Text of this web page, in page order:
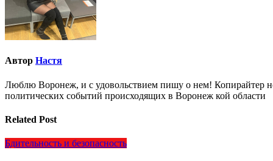
Автор Настя
Люблю Воронеж, и с удовольствием пишу о нем! Копирайтер
политических событий происходящих в Воронеж кой области
Related Post
Бдительность и безопасность